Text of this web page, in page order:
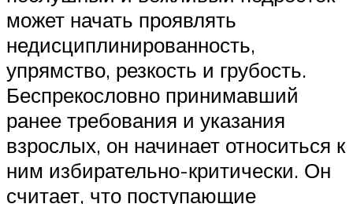
может начать проявлять
недисциплинированность,
упрямство, резкость и грубость.
Беспрекословно принимавший
ранее требования и указания
взрослых, он начинает относиться к
ним избирательно-критически. Он
считает, что поступающие